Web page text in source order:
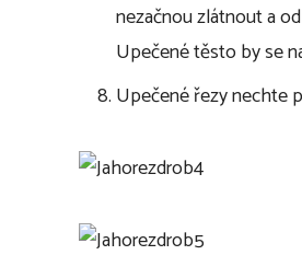
nezačnou zlátnout a
Upečené těsto by se
Upečené řezy nechte